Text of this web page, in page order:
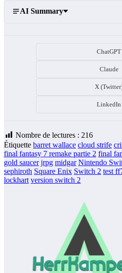
AI Summary
ChatGPT
Claude
X
LinkedIn
Nombre de lectures : 216
Étiquette barret wallace cloud strife
final fantasy 7 remake partie 2 final
gold saucer jrpg midgar Nintendo
sephiroth Square Enix Switch 2 test
lockhart version switch 2